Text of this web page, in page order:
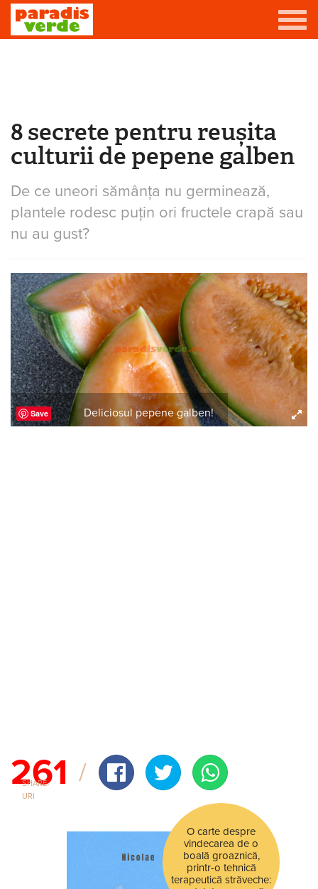
Viță-de-vie
Casă
Producători de vin
Promovează afacerea ta
Eşti aici
8 secrete pentru reușita
culturii de pepene galben
De ce uneori sămânța nu germinează,
plantele rodesc puțin ori fructele crapă sau
nu au gust?
Save Deliciosul pepene galben!
261
SHARE-
URI
O carte despre
vindecarea de o
boală groaznică,
printr-o tehnică
terapeutică străveche: